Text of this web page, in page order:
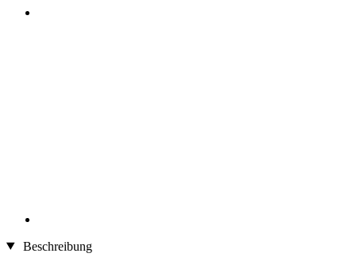
Beschreibung